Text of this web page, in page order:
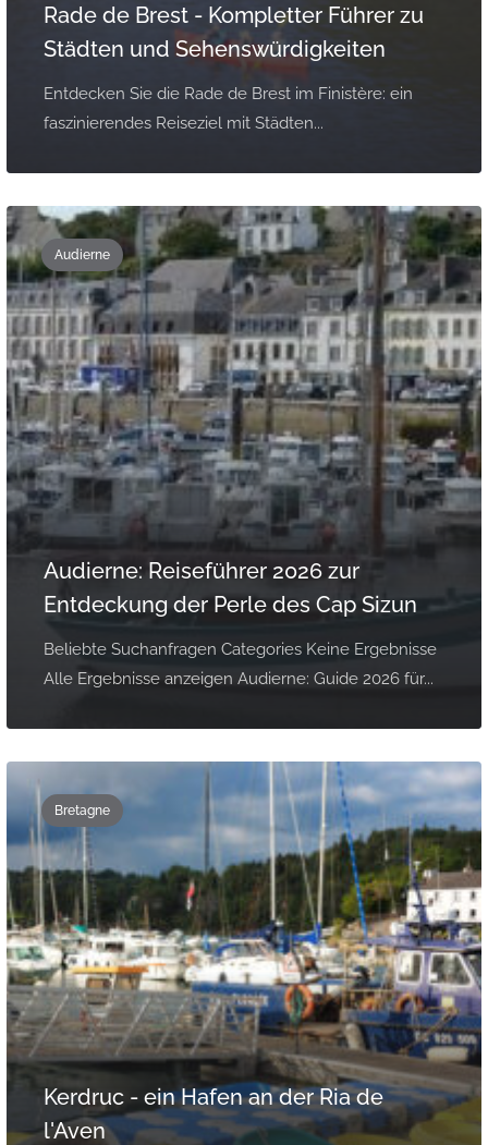
Rade de Brest - Kompletter Führer zu
Städten und Sehenswürdigkeiten
Entdecken Sie die Rade de Brest im Finistère: ein
faszinierendes Reiseziel mit Städten...
Audierne
Audierne: Reiseführer 2026 zur
Entdeckung der Perle des Cap Sizun
Beliebte Suchanfragen Categories Keine Ergebnisse
Alle Ergebnisse anzeigen Audierne: Guide 2026 für...
Bretagne
Kerdruc - ein Hafen an der Ria de
l'Aven